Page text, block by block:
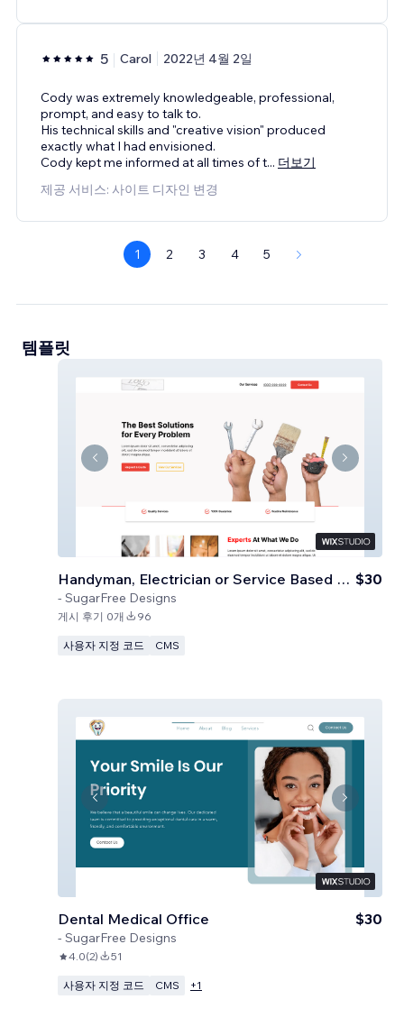
5 Carol 2022년 4월 2일
Cody was extremely knowledgeable, professional,
prompt, and easy to talk to.
His technical skills and "creative vision" produced
exactly what I had envisioned.
Cody kept me informed at all times of t... 더보기
제공 서비스: 사이트 디자인 변경
1 2 3 4 5
템플릿
Handyman, Electrician or Service Based Business
- SugarFree Designs
$30
게시 후기 0개 96
사용자 지정 코드 CMS
Dental Medical Office
- SugarFree Designs
$30
4.0(2) 51
사용자 지정 코드 CMS +1